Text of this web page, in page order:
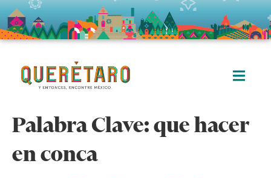
Palabra Clave:que hacer
en conca